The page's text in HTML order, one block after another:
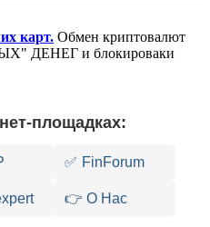
карт. Обмен криптовалют
ДЕНЕГ и блокироваки
площадках:
✅ FinForum
👉 О Нас